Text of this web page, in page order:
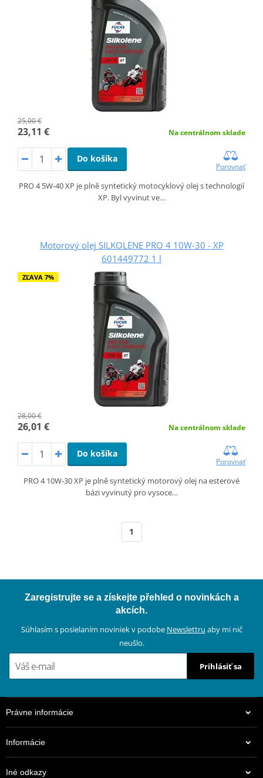
25,00 €
23,11 € Na centrálnom sklade
Do košíka
Porovnať
PRO 4 5W-40 XP je plně syntetický motocyklový olej s technologií
XP. Byl vyvinut ve…
Motorový olej SILKOLENE PRO 4 10W-30 - XP
601449772 1 l
ZĽAVA 7%
28,00 €
26,01 € Na centrálnom sklade
Do košíka
Porovnať
PRO 4 10W-30 XP je plně syntetický motorový olej na esterové
bázi vyvinutý pro vysoce…
1
Zaregistrujte se a získejte přehled o novinkách a
akcích.
Súhlasím s posielaním noviniek v podobe Newslettru aby mi nič
neušlo.
Prihlásiť sa
Právne informácie
Informácie
Iné odkazy